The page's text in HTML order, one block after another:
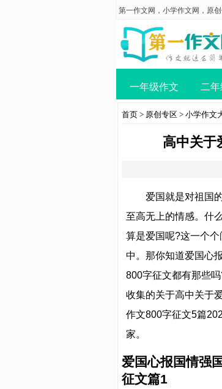
第一作文网 ， 小学作文网 ， 原
一年级作文 二
首页 > 原创专区 > 小学作文
高中关于
爱国就是对祖国
至高无上的情感。什
算是爱国呢?这一个
中。那你知道爱国心
800字征文都有那些
收集的关于高中关于
作文800字征文5篇
家。
爱国心报国情强
征文篇1